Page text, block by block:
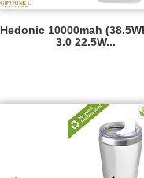
Hedonic 10000mah
3.0 22.5W...